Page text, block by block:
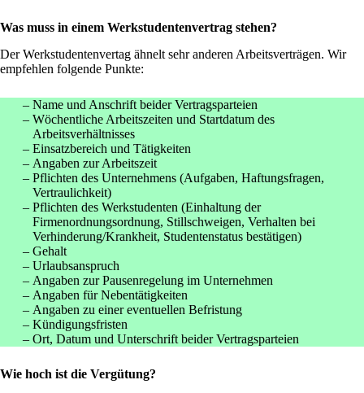
Was muss in einem Werkstudentenvertrag stehen?
Der Werkstudentenvertag ähnelt sehr anderen Arbeitsverträgen. Wir
empfehlen folgende Punkte:
Name und Anschrift beider Vertragsparteien
Wöchentliche Arbeitszeiten und Startdatum des
Arbeitsverhältnisses
Einsatzbereich und Tätigkeiten
Angaben zur Arbeitszeit
Pflichten des Unternehmens (Aufgaben, Haftungsfragen,
Vertraulichkeit)
Pflichten des Werkstudenten (Einhaltung der
Firmenordnungsordnung, Stillschweigen, Verhalten bei
Verhinderung/Krankheit, Studentenstatus bestätigen)
Gehalt
Urlaubsanspruch
Angaben zur Pausenregelung im Unternehmen
Angaben für Nebentätigkeiten
Angaben zu einer eventuellen Befristung
Kündigungsfristen
Ort, Datum und Unterschrift beider Vertragsparteien
Wie hoch ist die Vergütung?